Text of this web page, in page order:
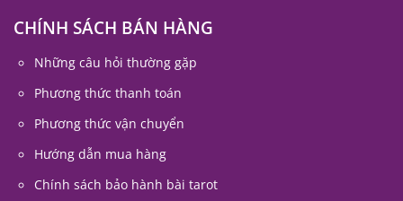
CHÍNH SÁCH BÁN HÀNG
Những câu hỏi thường gặp
Phương thức thanh toán
Phương thức vận chuyển
Hướng dẫn mua hàng
Chính sách bảo hành bài tarot